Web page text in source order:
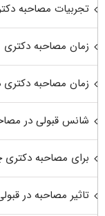
تجربیات مصاحبه
زمان مصاحبه دکتری
زمان مصاحبه دکتری
شانس قبولی در
برای مصاحبه دکتری
تاثیر مصاحبه در